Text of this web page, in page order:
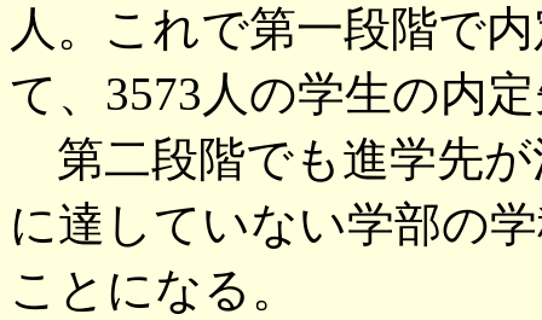
人。これで第一段階で
て、3573人の学生の内
第二段階でも進学先
に達していない学部の
ことになる。